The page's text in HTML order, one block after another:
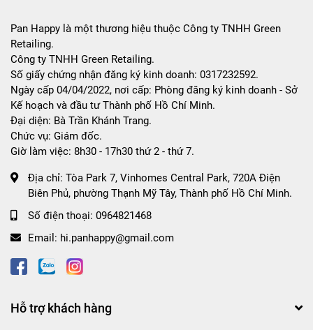
Pan Happy là một thương hiệu thuộc Công ty TNHH Green
Retailing.
Công ty TNHH Green Retailing.
Số giấy chứng nhận đăng ký kinh doanh: 0317232592.
Ngày cấp 04/04/2022, nơi cấp: Phòng đăng ký kinh doanh - Sở
Kế hoạch và đầu tư Thành phố Hồ Chí Minh.
Đại diện: Bà Trần Khánh Trang.
Chức vụ: Giám đốc.
Giờ làm việc: 8h30 - 17h30 thứ 2 - thứ 7.
Địa chỉ: Tòa Park 7, Vinhomes Central Park, 720A Điện
Biên Phủ, phường Thạnh Mỹ Tây, Thành phố Hồ Chí Minh.
Số điện thoại: 0964821468
Email: hi.panhappy@gmail.com
Hỗ trợ khách hàng